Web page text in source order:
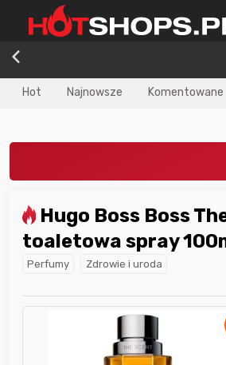
Hot Najnowsze Komentowane
toaletowa spray
Perfumy
Zdrowie i uroda
najlepszego
w poprzednim
Nagroda